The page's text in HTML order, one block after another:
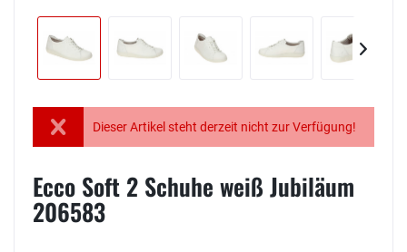
Dieser Artikel steht derzeit nicht zur Verfügung!
Ecco Soft 2 Schuhe weiß Jubiläum
206583